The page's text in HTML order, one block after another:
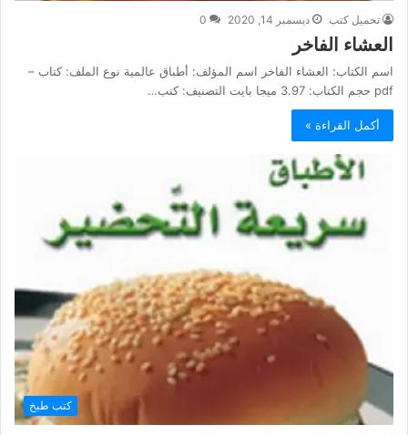
تحميل كتب ديسمبر 14, 2020 0
العشاء الفاخر
اسم الكتاب: العشاء الفاخر اسم المؤلف: أطباق عالمية نوع الملف: كتاب –
pdf حجم الكتاب: 3.97 ميجا بايت التصنيف: كتب…
أكمل القراءة »
كتب طبخ